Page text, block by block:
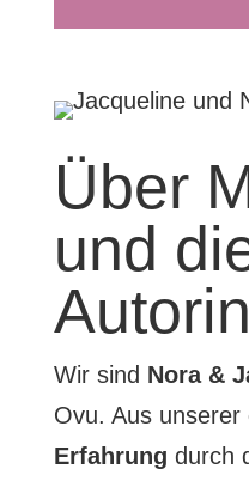
Über
und
Wir sind Nora &
Ovu. Aus unserer
Erfahrung durch